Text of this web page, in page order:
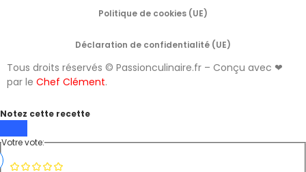
Politique de cookies (UE)
Déclaration de confidentialité (UE)
Tous droits réservés © Passionculinaire.fr – Conçu avec ❤
par le Chef Clément.
Notez cette recette
Votre vote: